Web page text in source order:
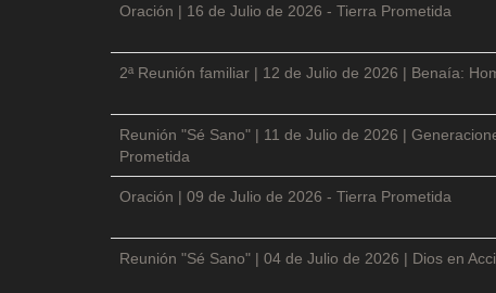
Oración | 16 de Julio de 2026 - Tierra Prometida
2ª Reunión familiar | 12 de Julio de 2026 | Benaía:
Reunión "Sé Sano" | 11 de Julio de 2026 |
Prometida
Oración | 09 de Julio de 2026 - Tierra Prometida
Reunión "Sé Sano" | 04 de Julio de 2026 | Dios en